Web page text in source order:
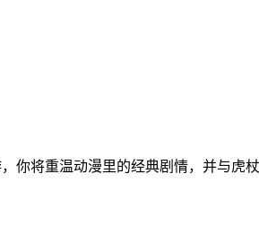
你将重温动漫里的经典剧情，并与